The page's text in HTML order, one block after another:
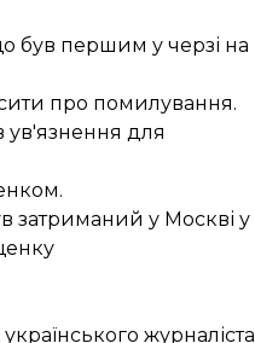
був першим у черзі на
про помилування.
ув'язнення для
затриманий у Москві у
журналіста